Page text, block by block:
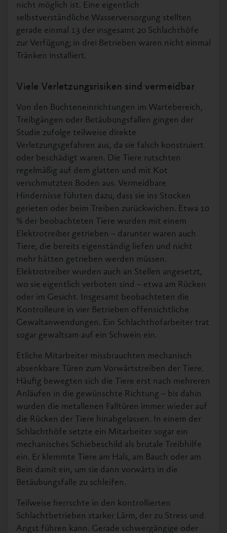
nicht möglich ist. Eine eigentlich
selbstverständliche Wasserversorgung stellten
gerade einmal 13 der insgesamt 20 Schlachthöfe
zur Verfügung; in drei Betrieben waren nicht einmal
Tränken installiert.
Viele Verletzungsrisiken sind vermeidbar
Von den Buchteneinrichtungen im Wartebereich,
Treibgängen oder Betäubungsfallen gingen der
Studie zufolge teilweise direkte
Verletzungsgefahren aus, da sie falsch konstruiert
oder beschädigt waren. Die Tiere rutschten
regelmäßig auf dem glatten und mit Kot
verschmutzten Boden aus. Vermeidbare
Hindernisse führten dazu, dass sie ins Stocken
gerieten oder beim Treiben zurückwichen. Etwa 10
% der beobachteten Tiere wurden mit einem
Elektrotreiber getrieben – darunter waren auch
Tiere, die bereits eigenständig liefen und nicht
mehr hätten getrieben werden müssen.
Elektrotreiber wurden auch an Stellen angesetzt,
wo sie eigentlich verboten sind – etwa am Rücken
oder im Gesicht. Insgesamt beobachteten die
Kontrolleure in vier Betrieben offensichtliche
Gewaltanwendungen. Ein Schlachthofarbeiter trat
sogar gewaltsam auf ein Schwein ein.
Etliche Mitarbeiter missbrauchten mechanisch
absenkbare Türen zum Vorwärtstreiben der Tiere.
Häufig bewegten sich die Tiere erst nach mehreren
Anläufen in die gewünschte Richtung – bis dahin
wurden die metallenen Falltüren immer wieder auf
die Rücken der Tiere hinabgelassen. In einem der
Schlachthöfe setzte ein Mitarbeiter sogar ein
mechanisches Schiebeschild als brutale Treibhilfe
ein. Er klemmte Tiere am Hals, am Bauch oder am
Bein damit ein, um sie dann vorwärts in die
Betäubungsfalle zu schleifen.
Teilweise herrschte in den kontrollierten
Schlachtbetrieben starker Lärm, der zu Stress und
Angst führen kann. Gerade schwergängige oder